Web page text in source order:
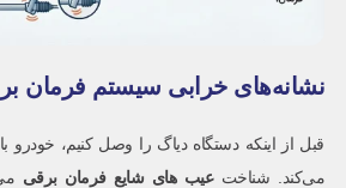
نشانه‌های خرابی سیستم فرمان
قبل از اینکه دستگاه دیاگ را وصل کنیم،
می‌کند. شناختعیب های شایع فرمان برقی